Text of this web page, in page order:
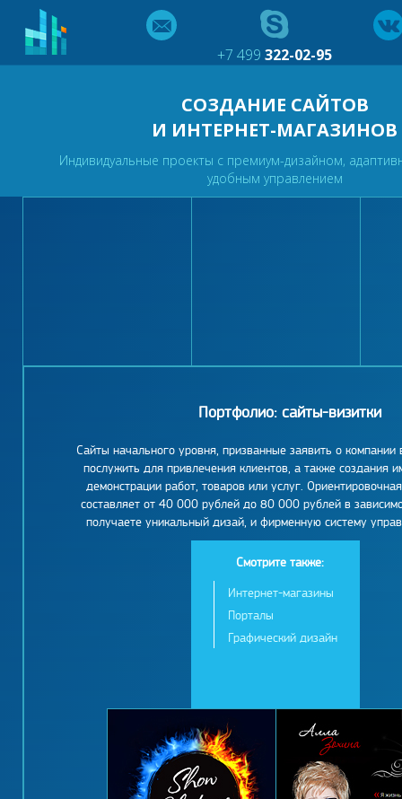
+7 499322-02-95
СОЗДАНИЕ САЙТОВ
И ИНТЕРНЕТ-МАГАЗИНОВ
Индивидуальные проекты с премиум-дизайном,
удобным управлением
Портфолио: сайты-визитки
Сайты начального уровня, призванные заявить о компании
послужить для привлечения клиентов, а также создания
демонстрации работ, товаров или услуг.
составляет от 40 000 рублей до 80 000 рублей в
получаете уникальный дизай, и фирменную систему
Смотрите также:
Интернет-магазины
Порталы
Графический дизайн